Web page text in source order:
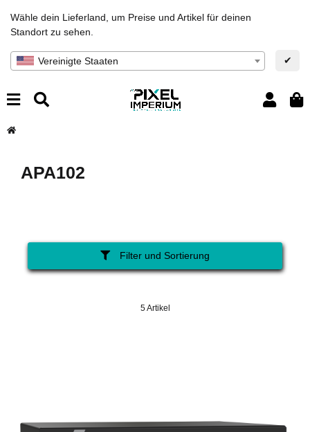
Wähle dein Lieferland, um Preise und Artikel für deinen
Standort zu sehen.
Vereinigte Staaten ✔
APA102
Filter und Sortierung
5 Artikel